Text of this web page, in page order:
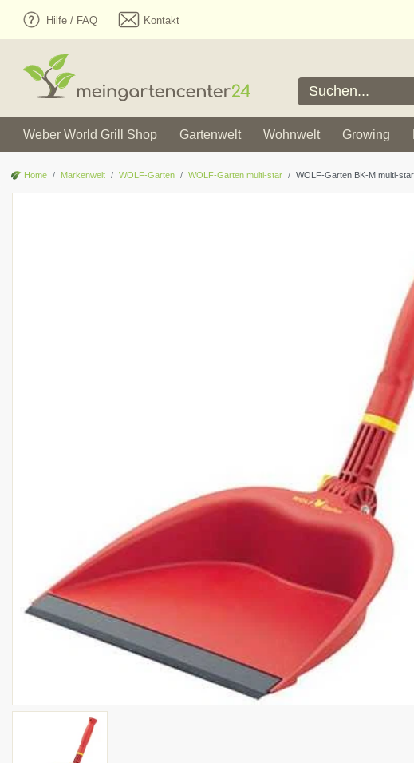
Hilfe / FAQ Kontakt
Weber World Grill Shop Gartenwelt Wohnwelt Growing
Home Markenwelt WOLF-Garten WOLF-Garten multi-star WOLF-Garten BK-M multi-